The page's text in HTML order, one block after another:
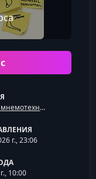
Обучение, мнемотехника и скорочтение
г., 23:06
10:00